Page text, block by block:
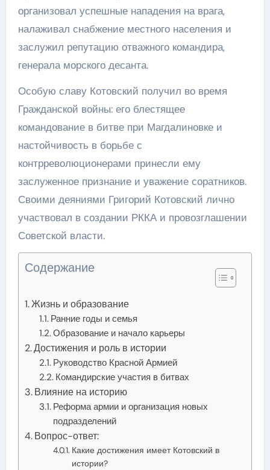
организовал успешные нападения на врага,
налаживал снабжение местного населения и
заслужил репутацию отважного командира,
генерала морского десанта.
Особую славу Котовский получил во время
Гражданской войны: его блестящее
командование в битве при Магдалиновке и
настойчивость в борьбе с
контрреволюционерами принесли ему
заслуженное признание и уважение соратников.
Своими деяниями Григорий Котовский лично
участвовал в создании РККА и провозглашении
Советской власти.
Содержание
Жизнь и образование
Ранние годы и семья
Образование и начало карьеры
Достижения и роль в истории
Руководство Красной Армией
Командирские участия в битвах
Влияние на историю
Реформа армии и организация новых
подразделений
Вопрос-ответ:
Какие достижения имеет Котовский в
истории?